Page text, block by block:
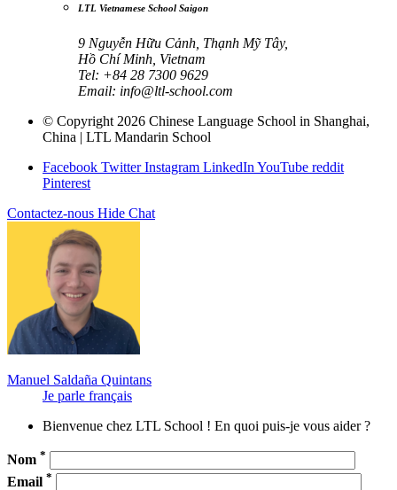
LTL Vietnamese School Saigon
9 Nguyễn Hữu Cảnh, Thạnh Mỹ Tây,
Hồ Chí Minh, Vietnam
Tel: +84 28 7300 9629
Email: info@ltl-school.com
© Copyright 2026 Chinese Language School in Shanghai,
China | LTL Mandarin School
Facebook TwitterInstagram LinkedIn YouTube reddit
Pinterest
Contactez-nous Hide Chat
Manuel Saldaña Quintans
Je parle français
Bienvenue chez LTL School ! En quoi puis-je vous aider ?
Nom *
Email *